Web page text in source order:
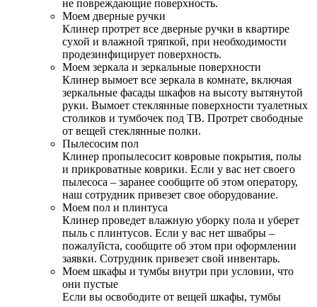
не повреждающие поверхность.
Моем дверные ручки
Клинер протрет все дверные ручки в квартире
сухой и влажной тряпкой, при необходимости
продезинфицирует поверхность.
Моем зеркала и зеркальные поверхности
Клинер вымоет все зеркала в комнате, включая
зеркальные фасады шкафов на высоту вытянутой
руки. Вымоет стеклянные поверхности туалетных
столиков и тумбочек под ТВ. Протрет свободные
от вещей стеклянные полки.
Пылесосим пол
Клинер пропылесосит ковровые покрытия, полы
и прикроватные коврики. Если у вас нет своего
пылесоса – заранее сообщите об этом оператору,
наш сотрудник привезет свое оборудование.
Моем пол и плинтуса
Клинер проведет влажную уборку пола и уберет
пыль с плинтусов. Если у вас нет швабры –
пожалуйста, сообщите об этом при оформлении
заявки. Сотрудник привезет свой инвентарь.
Моем шкафы и тумбы внутри при условии, что
они пустые
Если вы освободите от вещей шкафы, тумбы